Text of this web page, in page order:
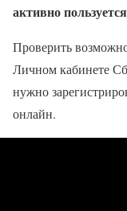
активно
Проверить
Личном кабинете
нужно
онлайн.